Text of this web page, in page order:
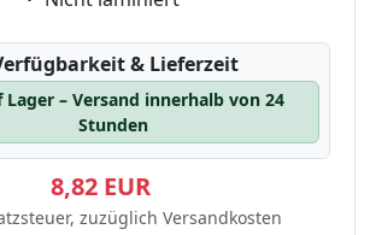
& Lieferzeit
Lager – Versand innerhalb von 24
Stunden
8,82 EUR
zuzüglich Versandkosten